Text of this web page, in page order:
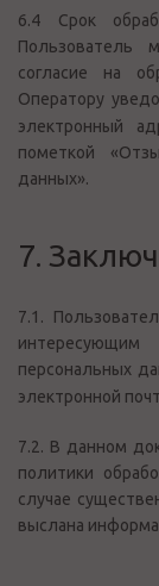
6.4 Срок
согласие на
Оператору
электронный
пометкой
данных».
7.
7.1.
интересующим
персональных
электронной
7.2. В данном
политики
случае
выслана